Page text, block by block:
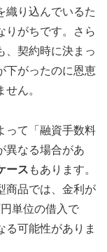
織り込んでいるた
りがちです。さら
、契約時に決まっ
下がったのに恩恵
ん。
って「融資手数料
異なる場合があ
ース もあります。
商品では、金利が
単位の借入で
る可能性がありま